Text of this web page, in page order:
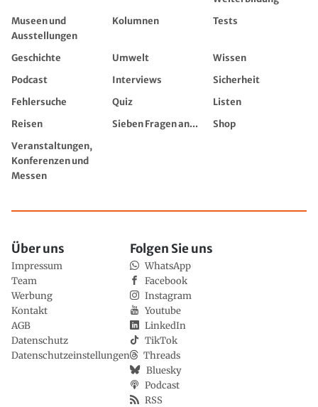
Museen und
Ausstellungen
Kolumnen Tests
Geschichte Umwelt
Wissen
Podcast
Interviews
Sicherheit
Fehlersuche
Quiz
Listen
Reisen
Sieben Fragen an...
Shop
Veranstaltungen,
Konferenzen und
Messen
Über uns
Impressum
Team
Werbung
Kontakt
AGB
Datenschutz
Datenschutzeinstellungen
Folgen Sie uns
WhatsApp
Facebook
Instagram
Youtube
LinkedIn
TikTok
Threads
Bluesky
Podcast
RSS